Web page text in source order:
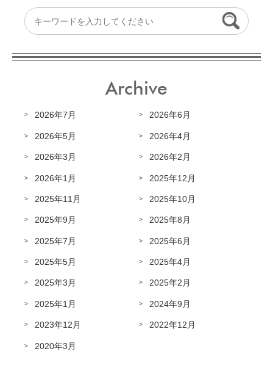
Archive
2026年7月 2026年6月
2026年5月 2026年4月
2026年3月 2026年2月
2026年1月 2025年12月
2025年11月 2025年10月
2025年9月 2025年8月
2025年7月 2025年6月
2025年5月 2025年4月
2025年3月 2025年2月
2025年1月 2024年9月
2023年12月 2022年12月
2020年3月